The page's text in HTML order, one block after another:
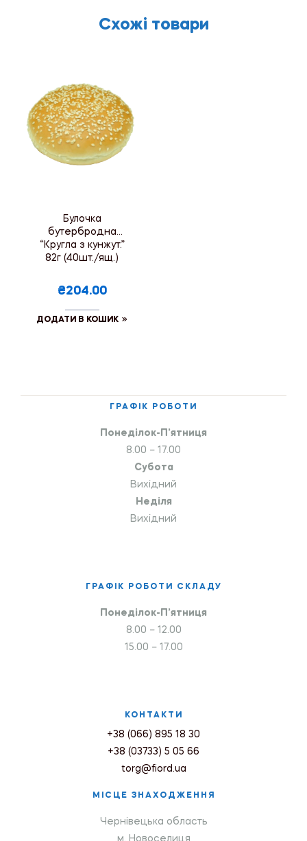
Схожі товари
Булочка
бутербродна
“Кругла з кунжут.”
82г (40шт./ящ.)
₴204.00
ДОДАТИ В КОШИК
ГРАФІК РОБОТИ
Понеділок-П’ятниця
8.00 – 17.00
Субота
Вихідний
Неділя
Вихідний
ГРАФІК РОБОТИ СКЛАДУ
Понеділок-П’ятниця
8.00 – 12.00
15.00 – 17.00
КОНТАКТИ
+38 (066) 895 18 30
+38 (03733) 5 05 66
torg@fiord.ua
МІСЦЕ ЗНАХОДЖЕННЯ
Чернівецька область
м. Новоселиця